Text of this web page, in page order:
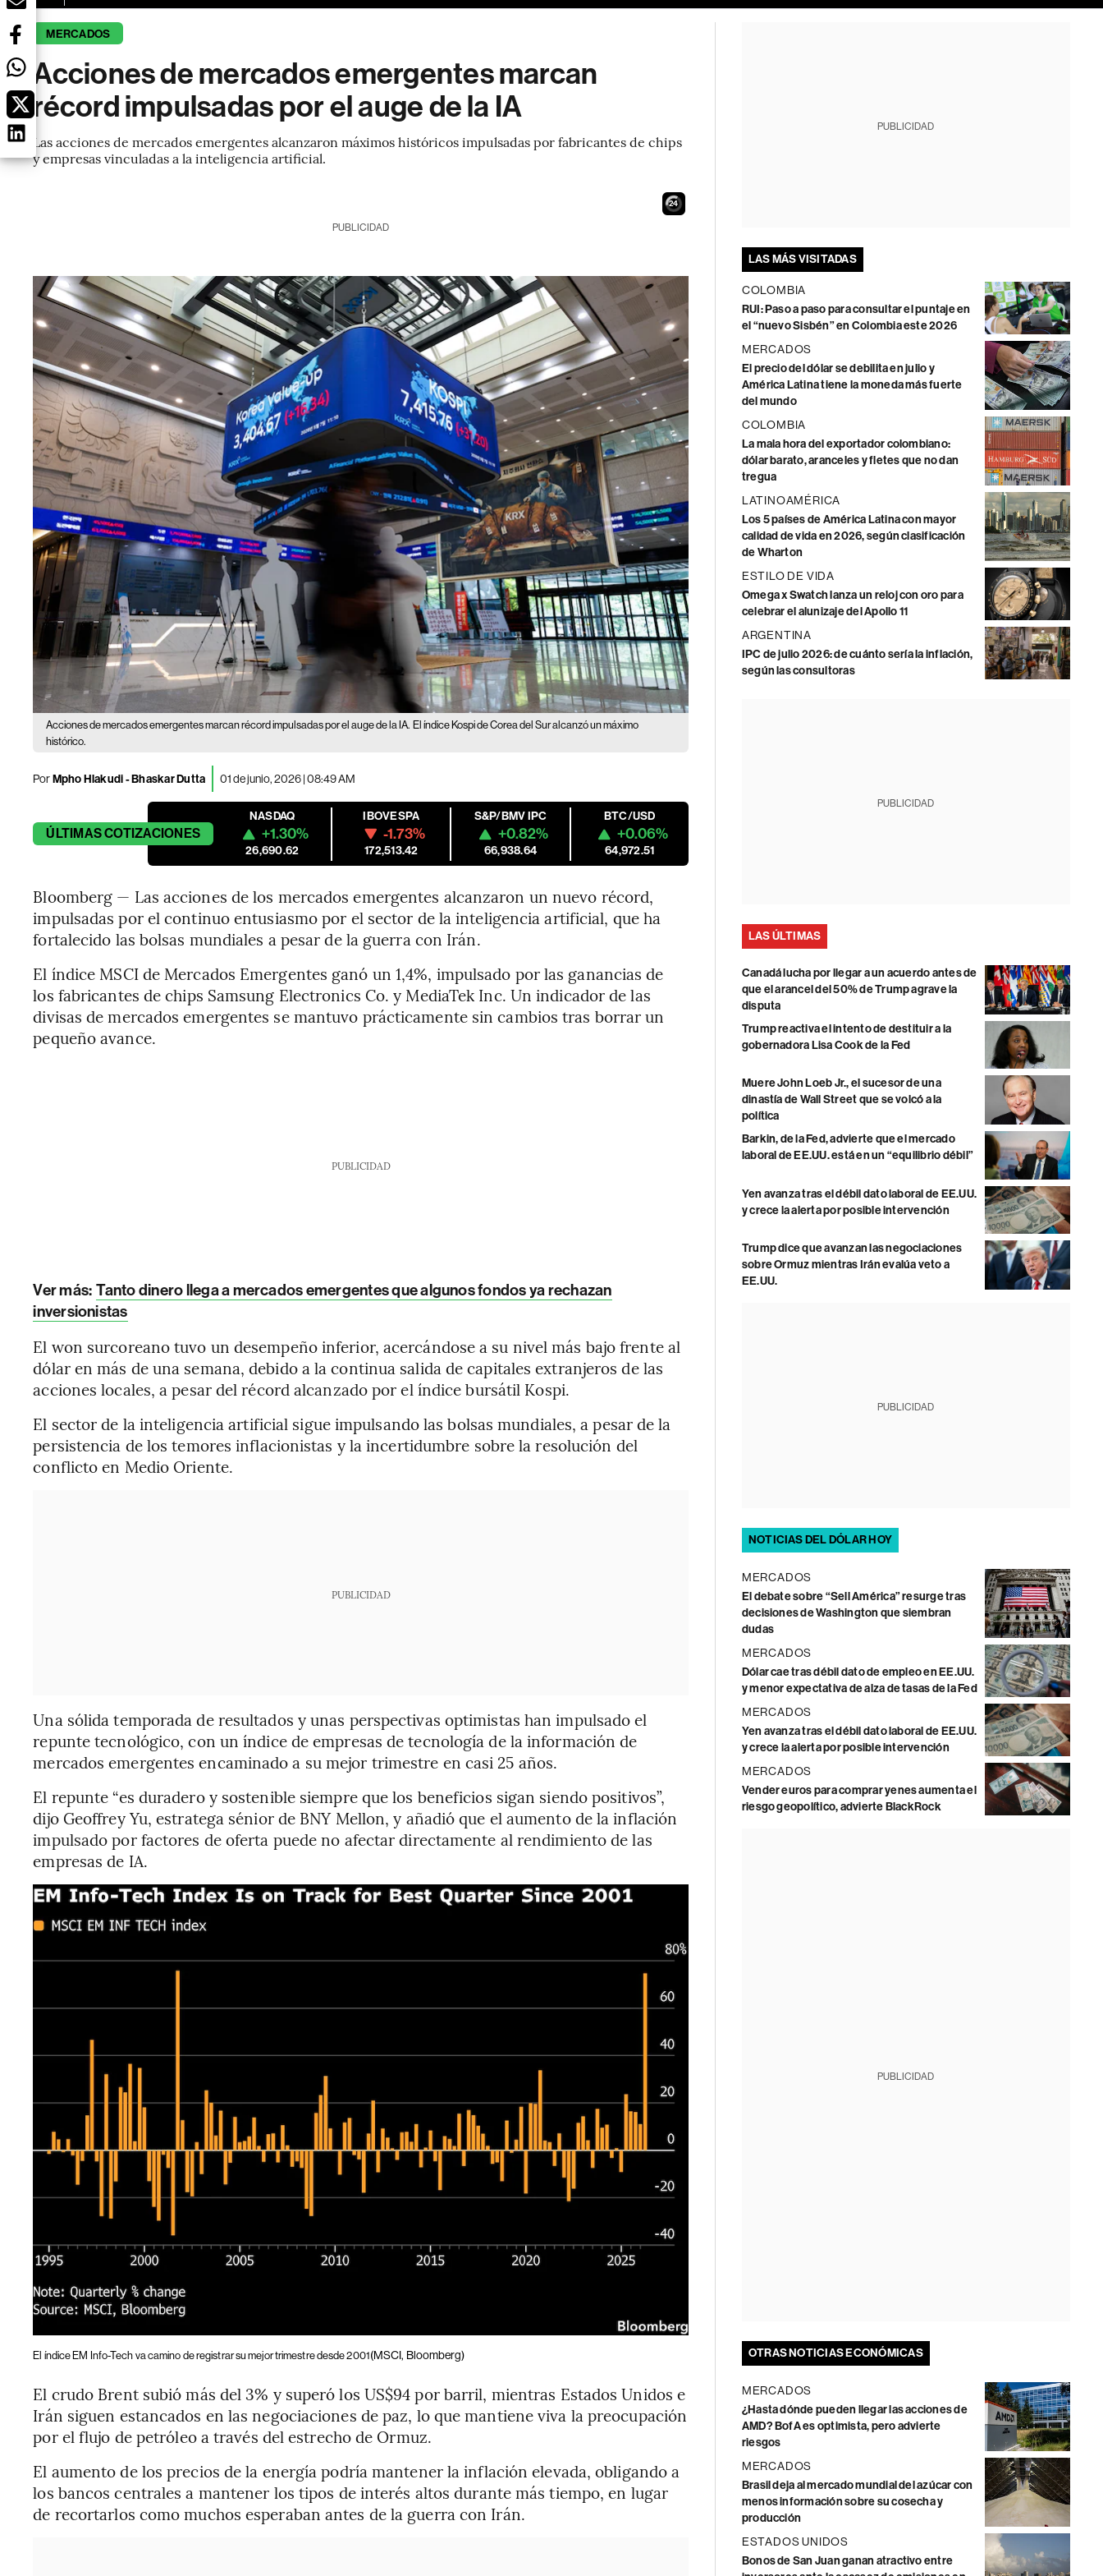
MERCADOS
Acciones de mercados emergentes marcan
récord impulsadas por el auge de la IA
Las acciones de mercados emergentes alcanzaron máximos históricos impulsadas por fabricantes de chips
y empresas vinculadas a la inteligencia artificial.
23
PUBLICIDAD
Acciones de mercados emergentes marcan récord impulsadas por el auge de la IA. El índice Kospi de Corea del Sur alcanzó un máximo
histórico.
PorMpho Hlakudi - Bhaskar Dutta 01 de junio, 2026 | 08:49 AM
ÚLTIMASCOTIZACIONES
NASDAQ
+1.30%
26,690.62
IBOVESPA
-1.73%
172,513.42
S&P/BMV IPC
+0.82%
66,938.64
BTC/USD
+0.06%
64,972.51
Bloomberg — Las acciones de los mercados emergentes alcanzaron un nuevo récord,
impulsadas por el continuo entusiasmo por el sector de la inteligencia artificial, que ha
fortalecido las bolsas mundiales a pesar de la guerra con Irán.
El índice MSCI de Mercados Emergentes ganó un 1,4%, impulsado por las ganancias de
los fabricantes de chips Samsung Electronics Co. y MediaTek Inc. Un indicador de las
divisas de mercados emergentes se mantuvo prácticamente sin cambios tras borrar un
pequeño avance.
PUBLICIDAD
Ver más: Tanto dinero llega a mercados emergentes que algunos fondos ya rechazan
inversionistas
El won surcoreano tuvo un desempeño inferior, acercándose a su nivel más bajo frente al
dólar en más de una semana, debido a la continua salida de capitales extranjeros de las
acciones locales, a pesar del récord alcanzado por el índice bursátil Kospi.
El sector de la inteligencia artificial sigue impulsando las bolsas mundiales, a pesar de la
persistencia de los temores inflacionistas y la incertidumbre sobre la resolución del
conflicto en Medio Oriente.
PUBLICIDAD
Una sólida temporada de resultados y unas perspectivas optimistas han impulsado el
repunte tecnológico, con un índice de empresas de tecnología de la información de
mercados emergentes encaminado a su mejor trimestre en casi 25 años.
El repunte “es duradero y sostenible siempre que los beneficios sigan siendo positivos”,
dijo Geoffrey Yu, estratega sénior de BNY Mellon, y añadió que el aumento de la inflación
impulsado por factores de oferta puede no afectar directamente al rendimiento de las
empresas de IA.
El índice EM Info-Tech va camino de registrar su mejor trimestre desde 2001(MSCI, Bloomberg)
El crudo Brent subió más del 3% y superó los US$94 por barril, mientras Estados Unidos e
Irán siguen estancados en las negociaciones de paz, lo que mantiene viva la preocupación
por el flujo de petróleo a través del estrecho de Ormuz.
El aumento de los precios de la energía podría mantener la inflación elevada, obligando a
los bancos centrales a mantener los tipos de interés altos durante más tiempo, en lugar
de recortarlos como muchos esperaban antes de la guerra con Irán.
PUBLICIDAD
LAS MÁS VISITADAS
COLOMBIA
RUI: Paso a paso para consultar el puntaje en
el “nuevo Sisbén” en Colombia este 2026
MERCADOS
El precio del dólar se debilita en julio y
América Latina tiene la moneda más fuerte
del mundo
COLOMBIA
La mala hora del exportador colombiano:
dólar barato, aranceles y fletes que no dan
tregua
LATINOAMÉRICA
Los 5 países de América Latina con mayor
calidad de vida en 2026, según clasificación
de Wharton
ESTILO DE VIDA
Omega x Swatch lanza un reloj con oro para
celebrar el alunizaje del Apollo 11
ARGENTINA
IPC de julio 2026: de cuánto sería la inflación,
según las consultoras
PUBLICIDAD
LAS ÚLTIMAS
Canadá lucha por llegar a un acuerdo antes de
que el arancel del 50% de Trump agrave la
disputa
Trump reactiva el intento de destituir a la
gobernadora Lisa Cook de la Fed
Muere John Loeb Jr., el sucesor de una
dinastía de Wall Street que se volcó a la
política
Barkin, de la Fed, advierte que el mercado
laboral de EE.UU. está en un “equilibrio débil”
Yen avanza tras el débil dato laboral de EE.UU.
y crece la alerta por posible intervención
Trump dice que avanzan las negociaciones
sobre Ormuz mientras Irán evalúa veto a
EE.UU.
PUBLICIDAD
NOTICIAS DEL DÓLAR HOY
MERCADOS
El debate sobre “Sell América” resurge tras
decisiones de Washington que siembran
dudas
MERCADOS
Dólar cae tras débil dato de empleo en EE.UU.
y menor expectativa de alza de tasas de la Fed
MERCADOS
Yen avanza tras el débil dato laboral de EE.UU.
y crece la alerta por posible intervención
MERCADOS
Vender euros para comprar yenes aumenta el
riesgo geopolítico, advierte BlackRock
PUBLICIDAD
OTRAS NOTICIAS ECONÓMICAS
MERCADOS
¿Hasta dónde pueden llegar las acciones de
AMD? BofA es optimista, pero advierte
riesgos
MERCADOS
Brasil deja al mercado mundial del azúcar con
menos información sobre su cosecha y
producción
ESTADOS UNIDOS
Bonos de San Juan ganan atractivo entre